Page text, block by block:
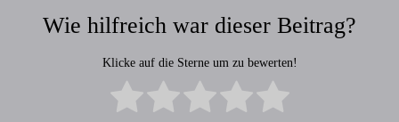
Wie hilfreich war dieser Beitrag?
Klicke auf die Sterne um zu bewerten!